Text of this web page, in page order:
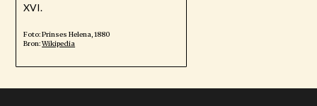
XVI.
Foto: Prinses Helena, 1880
Bron:Wikipedia